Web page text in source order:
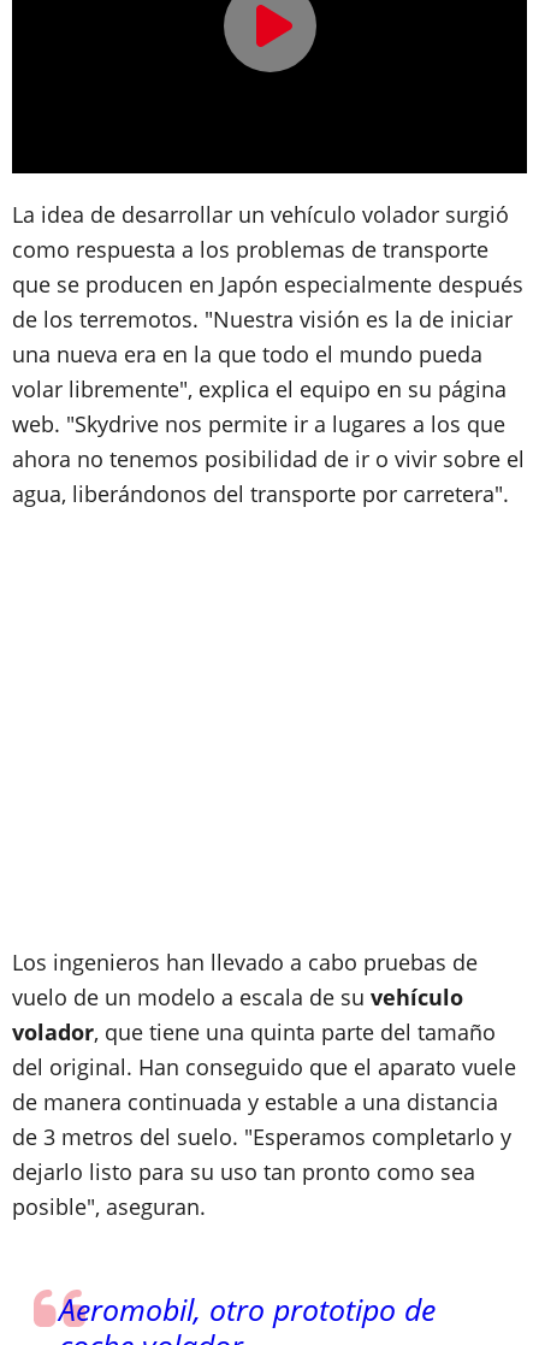
La idea de desarrollar un vehículo volador surgió
como respuesta a los problemas de transporte
que se producen en Japón especialmente después
de los terremotos. "Nuestra visión es la de iniciar
una nueva era en la que todo el mundo pueda
volar libremente", explica el equipo en su página
web. "Skydrive nos permite ir a lugares a los que
ahora no tenemos posibilidad de ir o vivir sobre el
agua, liberándonos del transporte por carretera".
Los ingenieros han llevado a cabo pruebas de
vuelo de un modelo a escala de su vehículo
volador, que tiene una quinta parte del tamaño
del original. Han conseguido que el aparato vuele
de manera continuada y estable a una distancia
de 3 metros del suelo. "Esperamos completarlo y
dejarlo listo para su uso tan pronto como sea
posible", aseguran.
Aeromobil, otro prototipo de